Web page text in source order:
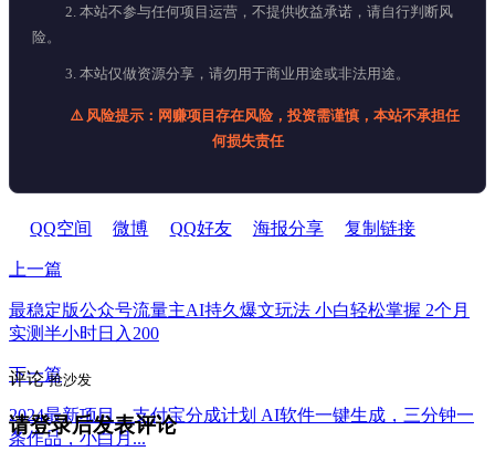
2. 本站不参与任何项目运营，不提供收益承诺，请自行判断风
险。
3. 本站仅做资源分享，请勿用于商业用途或非法用途。
⚠️ 风险提示：网赚项目存在风险，投资需谨慎，本站不承担任
何损失责任
QQ空间 微博 QQ好友 海报分享 复制链接
上一篇
最稳定版公众号流量主AI持久爆文玩法 小白轻松掌握 2个月
实测半小时日入200
下一篇
2024最新项目，支付宝分成计划 AI软件一键生成，三分钟一
条作品，小白月...
评论抢沙发
请登录后发表评论